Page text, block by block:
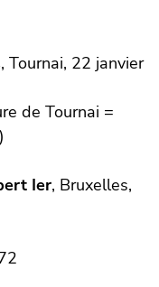
, Tournai, 22 janvier
de Tournai =
Ier, Bruxelles,